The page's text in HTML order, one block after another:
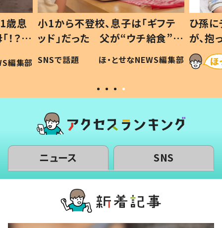
歳息
？」
編集部
小1から不登校、息子は「ギフテ
ッド」だった 父が“ウチ給食”を
作り続ける理由とは #令和の親
#令和の子
SNSで話題 ほ・とせなNEWS編集部
ひ孫
が、
「涙が
い」
ニュース SNS